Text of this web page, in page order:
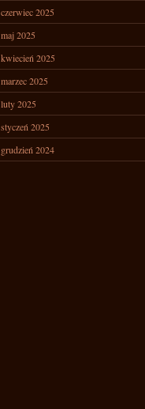
czerwiec 2025
maj 2025
kwiecień 2025
marzec 2025
luty 2025
styczeń 2025
grudzień 2024